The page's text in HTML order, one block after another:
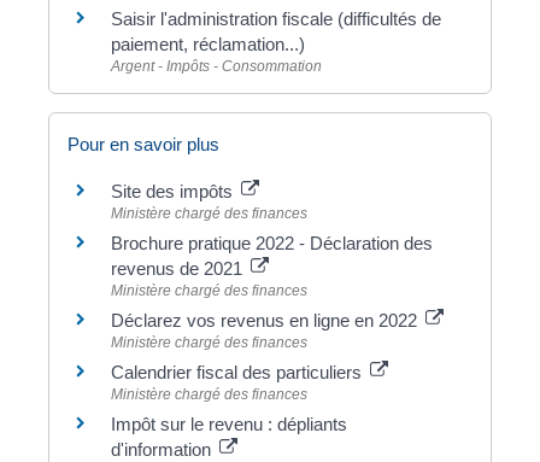
Saisir l'administration fiscale (difficultés de
paiement, réclamation...)
Argent - Impôts - Consommation
Pour en savoir plus
Site des impôts
Ministère chargé des finances
Brochure pratique 2022 - Déclaration des
revenus de 2021
Ministère chargé des finances
Déclarez vos revenus en ligne en 2022
Ministère chargé des finances
Calendrier fiscal des particuliers
Ministère chargé des finances
Impôt sur le revenu : dépliants
d'information